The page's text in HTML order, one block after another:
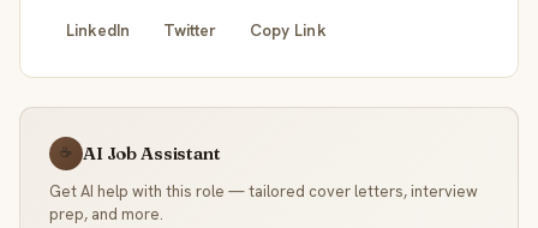
LinkedIn Twitter Copy Link
☕ AI Job Assistant
Get AI help with this role — tailored cover letters, interview
prep, and more.